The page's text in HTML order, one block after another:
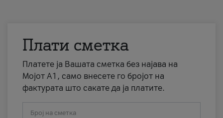
Плати сметка
Платете ја Вашата сметка без најава на
Мојот А1, само внесете го бројот на
фактурата што сакате да ја платите.
Број на сметка